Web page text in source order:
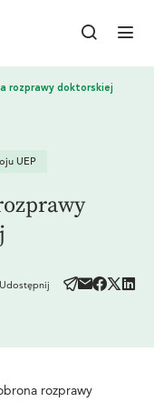
UEP
Udostępnij
rozprawy